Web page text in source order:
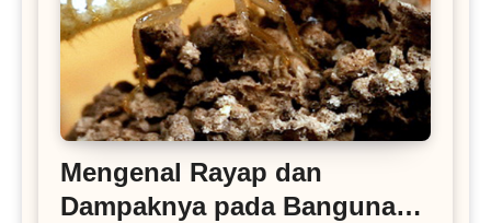
Mengenal Rayap dan
Dampaknya pada Bangunan